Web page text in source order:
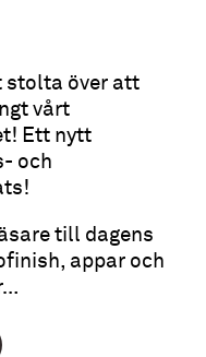
stolta över att
vårt
Ett nytt
och
till dagens
appar och